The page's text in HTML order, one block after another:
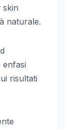
skin
naturale.
risultati